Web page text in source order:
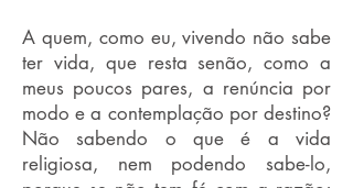
A quem, como eu, vivendo não sabe
ter vida, que resta senão, como a
meus poucos pares, a renúncia por
modo e a contemplação por destino?
Não sabendo o que é a vida
religiosa, nem podendo sabe-lo,